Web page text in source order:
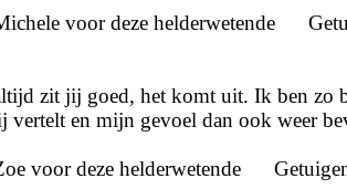
zit jij goed, het komt uit. Ik ben zo
vertelt en mijn gevoel dan ook weer